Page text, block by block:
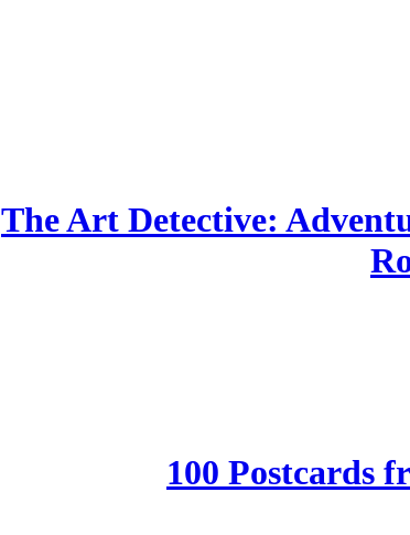
The Art Detective:
100 Postcards